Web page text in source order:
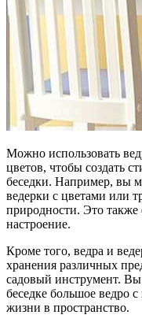
Можно использовать
цветов, чтобы создать
беседки. Например, вы
ведерки с цветами или
природности. Это
настроение.
Кроме того, ведра и
хранения различных
садовый инструмент. Вы
беседке большое ведро
жизни в пространство.